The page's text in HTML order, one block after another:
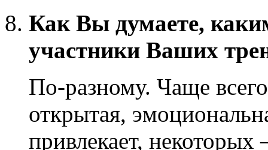
Как Вы думаете,
участники Ваших
По-разному. Чаще
открытая,
привлекает,